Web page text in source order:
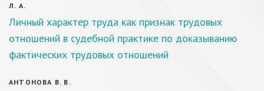
Л. А.
Личный характер труда как признак трудовых
отношений в судебной практике по доказыванию
фактических трудовых отношений
АНТОНОВА В. В.